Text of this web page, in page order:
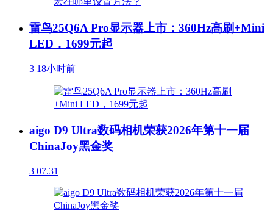
雷鸟25Q6A Pro显示器上市：360Hz高刷+Mini
LED，1699元起
3 18小时前
aigo D9 Ultra数码相机荣获2026年第十一届
ChinaJoy黑金奖
3 07.31